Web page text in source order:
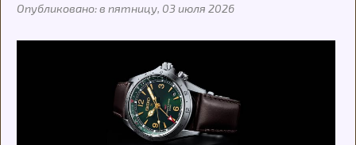
Опубликовано: в пятницу, 03 июля 2026